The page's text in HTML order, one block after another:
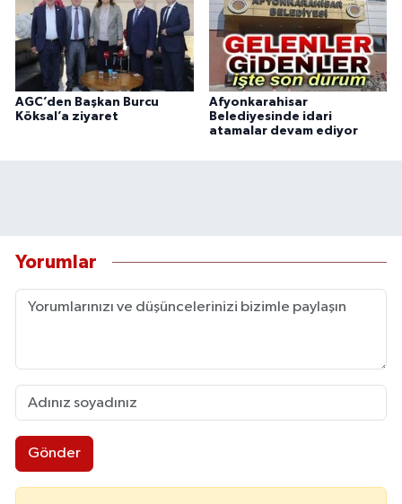
AGC’den Başkan Burcu
Köksal’a ziyaret
Afyonkarahisar
Belediyesinde idari
atamalar devam ediyor
Yorumlar
Gönder